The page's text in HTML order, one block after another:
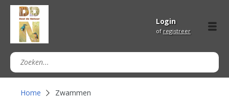
Login
of registreer
Home Zwammen